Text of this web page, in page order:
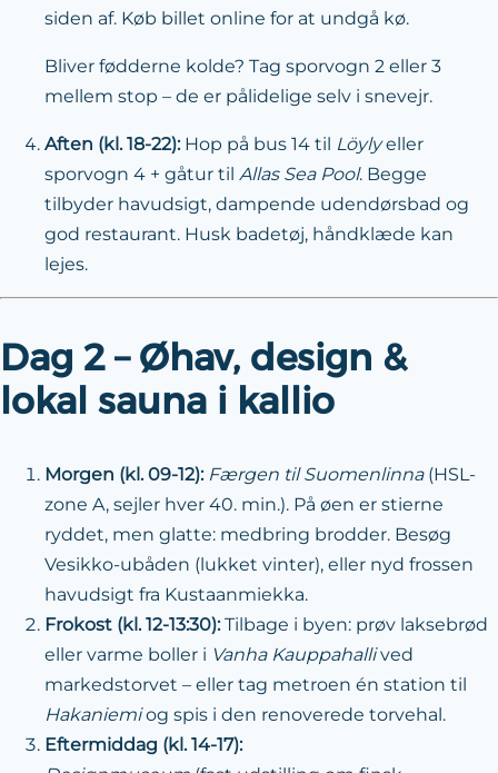
siden af. Køb billet online for at undgå kø.
Bliver fødderne kolde? Tag sporvogn 2 eller 3
mellem stop – de er pålidelige selv i snevejr.
Aften (kl. 18-22):Hop på bus 14 til Löylyeller
sporvogn 4 + gåtur til Allas Sea Pool. Begge
tilbyder havudsigt, dampende udendørsbad og
god restaurant. Husk badetøj, håndklæde kan
lejes.
Dag 2 – Øhav, design &
lokal sauna i kallio
Morgen (kl. 09-12): Færgen til Suomenlinna(HSL-
zone A, sejler hver 40. min.). På øen er stierne
ryddet, men glatte: medbring brodder. Besøg
Vesikko-ubåden (lukket vinter), eller nyd frossen
havudsigt fra Kustaanmiekka.
Frokost (kl. 12-13:30):Tilbage i byen: prøv laksebrød
eller varme boller i Vanha Kauppahallived
markedstorvet – eller tag metroen én station til
Hakaniemiog spis i den renoverede torvehal.
Eftermiddag (kl. 14-17):